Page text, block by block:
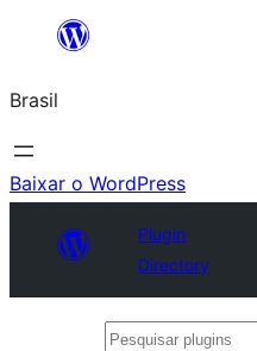
o
conteúdo
Brasil
Baixar o WordPress
Plugin
Directory
Pesquisar